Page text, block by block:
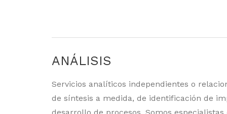
ANÁLISIS
Servicios analíticos independientes o
de síntesis a medida, de identificación de